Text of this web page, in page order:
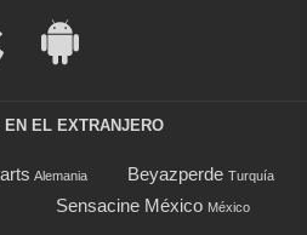
EL EXTRANJERO
Alemania Beyazperde Turquía
Sensacine México México